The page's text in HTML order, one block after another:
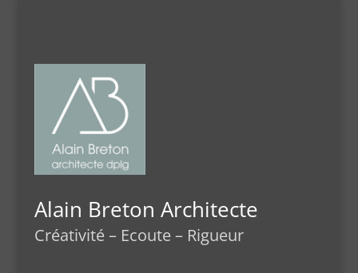
Alain Breton Architecte
Créativité – Ecoute – Rigueur